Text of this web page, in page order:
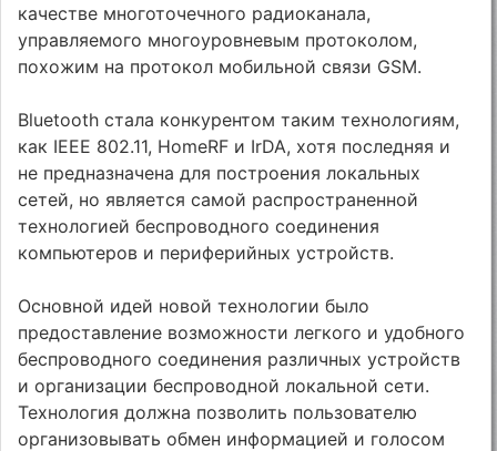
качестве многоточечного радиоканала,
управляемого многоуровневым протоколом,
похожим на протокол мобильной связи GSM.
Bluetooth стала конкурентом таким технологиям,
как IEEE 802.11, HomeRF и IrDA, хотя последняя и
не предназначена для построения локальных
сетей, но является самой распространенной
технологией беспроводного соединения
компьютеров и периферийных устройств.
Основной идей новой технологии было
предоставление возможности легкого и удобного
беспроводного соединения различных устройств
и организации беспроводной локальной сети.
Технология должна позволить пользователю
организовывать обмен информацией и голосом